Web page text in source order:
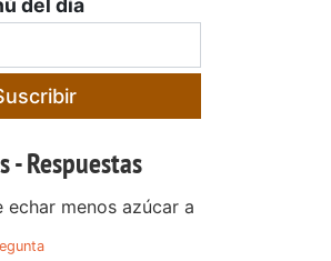
- Respuestas
echar menos azúcar a